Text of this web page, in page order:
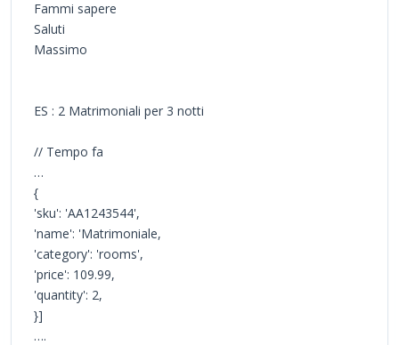
Fammi sapere
Saluti
Massimo
ES : 2 Matrimoniali per 3 notti
// Tempo fa
…
{
'sku': 'AA1243544',
'name': 'Matrimoniale,
'category': 'rooms',
'price': 109.99,
'quantity': 2,
}]
….